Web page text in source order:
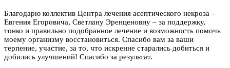
Благодарю коллектив Центра лечения асептического некроза –
Евгения Егоровича, Светлану Эренценовну – за поддержку,
тонко и правильно подобранное лечение и возможность помочь
моему организму восстановиться. Спасибо вам за ваши
терпение, участие, за то, что искренне старались добиться и
добились улучшений! Спасибо за результат.